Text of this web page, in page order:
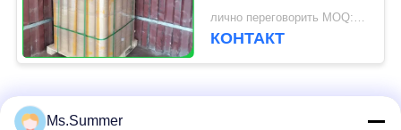
комнаты вырезывания
одежды
лично переговорить MOQ:8 тонн
КОНТАКТ
Популярные категории
Ms.Summer